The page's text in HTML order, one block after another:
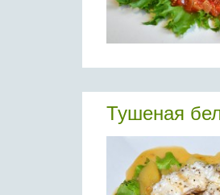
Тушеная